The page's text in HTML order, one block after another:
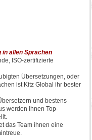
in allen Sprachen
ISO-zertifizierte
Übersetzungen, oder
ist Kitz Global ihr bester
und bestens
werden ihnen Top-
das Team ihnen eine